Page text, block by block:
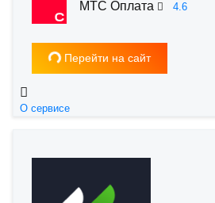
МТС Оплата 4.6
Загрузка... Перейти на сайт
О сервисе